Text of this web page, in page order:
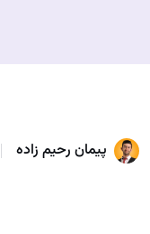
پیمان رحیم زاده